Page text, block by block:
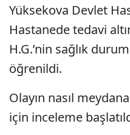
Yüksekova Devlet
Hastanede tedavi
H.G.’nin sağlık
öğrenildi.
Olayın nasıl
için inceleme